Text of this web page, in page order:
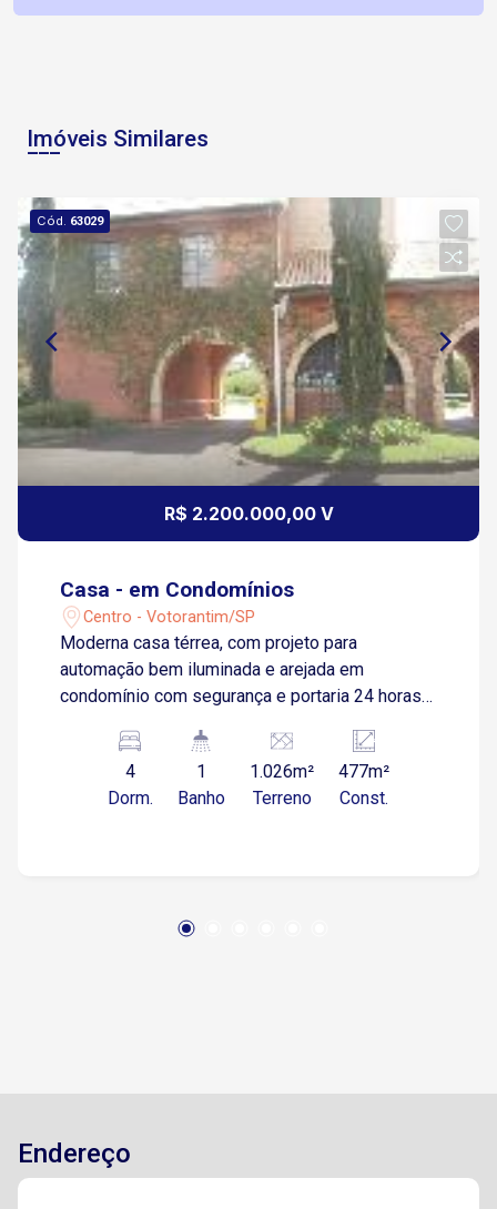
Imóveis Similares
Cód. 63029
R$ 2.200.000,00 V
Casa - em Condomínios
Centro - Votorantim/SP
Moderna casa térrea, com projeto para
automação bem iluminada e arejada em
condomínio com segurança e portaria 24 horas
Ampla frente com jardinagem e calçamento em
pedra portuguesa. 4 suítes, com closet, ar
condicionado, persianas automáticas tipo
Área de serviço com armários Dormitório e
rebaixados com luminárias embutidas.
4
Dorm.
1
Banho
1.026m²
Terreno
477m²
Const.
Endereço